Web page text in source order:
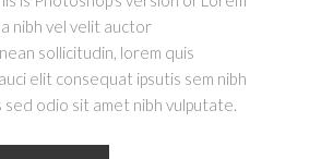
nibh vel velit auctor
sollicitudin, lorem quis
elit consequat ipsutis sem nibh
sed odio sit amet nibh vulputate.